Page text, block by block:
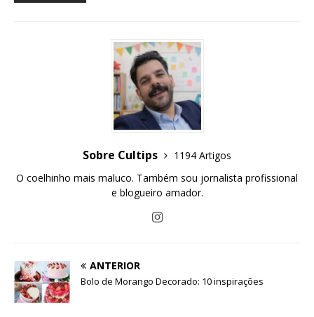
Sobre Cultips
1194 Artigos
O coelhinho mais maluco. Também sou jornalista profissional
e blogueiro amador.
ANTERIOR
Bolo de Morango Decorado: 10 inspirações